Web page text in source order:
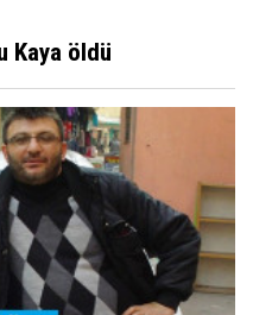
Kaya öldü